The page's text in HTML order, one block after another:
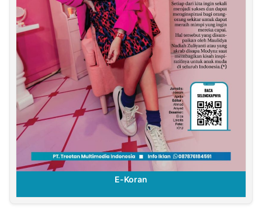
E-Koran